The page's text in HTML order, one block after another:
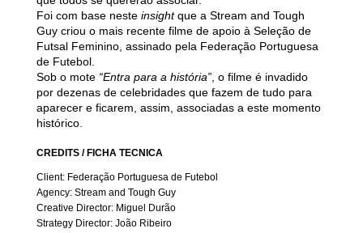
Foi com base neste insightque a Stream and Tough
Guy criou o mais recente filme de apoio à Seleção de
Futsal Feminino, assinado pela Federação Portuguesa
de Futebol.
Sob o mote “Entra para a história”, o filme é invadido
por dezenas de celebridades que fazem de tudo para
aparecer e ficarem, assim, associadas a este momento
histórico.
CREDITS/ FICHA TÉCNICA
Client: Federação Portuguesa de Futebol
Agency: Stream and Tough Guy
Creative Director: Miguel Durão
Strategy Director: João Ribeiro